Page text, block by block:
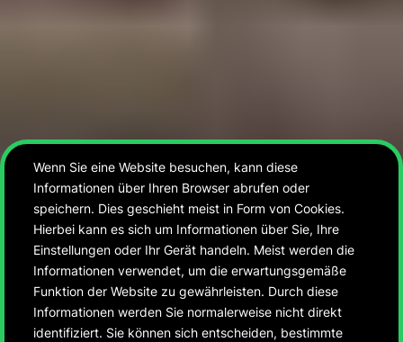
Wenn Sie eine Website besuchen, kann diese
Informationen über Ihren Browser abrufen oder
speichern. Dies geschieht meist in Form von Cookies.
Hierbei kann es sich um Informationen über Sie, Ihre
Einstellungen oder Ihr Gerät handeln. Meist werden die
Informationen verwendet, um die erwartungsgemäße
Funktion der Website zu gewährleisten. Durch diese
Informationen werden Sie normalerweise nicht direkt
identifiziert. Sie können sich entscheiden, bestimmte